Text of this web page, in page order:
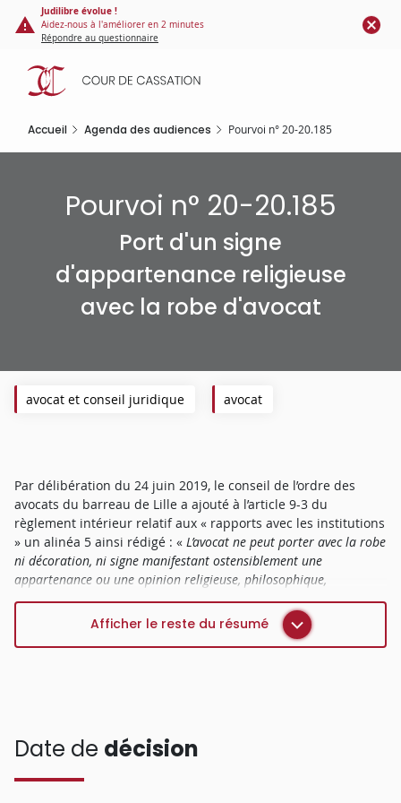
Panneau de gestion des cookies
contenu
principal
Judilibre évolue !
Aidez-nous à l'améliorer en 2 minutes
Répondre au questionnaire
Accueil Agenda des audiences Pourvoi n° 20-20.185
Pourvoi n° 20-20.185
Port d'un signe
d'appartenance religieuse
avec la robe d'avocat
avocat et conseil juridique avocat
Par délibération du 24 juin 2019, le conseil de l’ordre des
avocats du barreau de Lille a ajouté à l’article 9-3 du
règlement intérieur relatif aux « rapports avec les institutions
» un alinéa 5 ainsi rédigé : « L’avocat ne peut porter avec la robe
ni décoration, ni signe manifestant ostensiblement une
appartenance ou une opinion religieuse, philosophique,
communautaire ou politique».
Une élève avocate de confession musulmane et son maître de
stage, avocat, ont saisi la justice contre cette délibération.
l’égard des femmes musulmanes portant le foulard, sans être
justifié par aucun impératif d’ordre public.
Afficher le reste du résumé
Date de décision